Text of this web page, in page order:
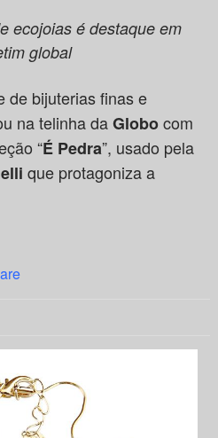
ecojoias é destaque em
global
de bijuterias finas e
na telinha daGlobocom
“É Pedra”, usado pela
que protagoniza a